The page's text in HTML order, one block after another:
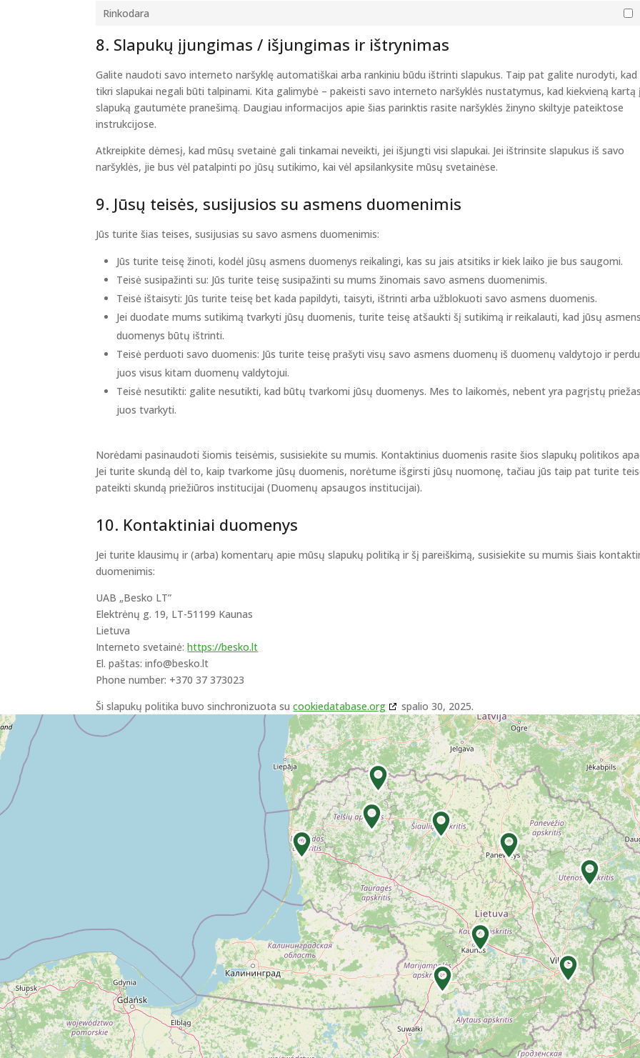
Rinkodara
8. Slapukų įjungimas / išjungimas ir ištrynimas
Galite naudoti savo interneto naršyklę automatiškai arba rankiniu būdu ištrinti slapukus. Taip pat galite nurodyti,
tikri slapukai negali būti talpinami. Kita galimybė – pakeisti savo interneto naršyklės nustatymus, kad kiekvieną kartą
slapuką gautumėte pranešimą. Daugiau informacijos apie šias parinktis rasite naršyklės žinyno skiltyje pateiktose
instrukcijose.
Atkreipkite dėmesį, kad mūsų svetainė gali tinkamai neveikti, jei išjungti visi slapukai. Jei ištrinsite slapukus iš savo
naršyklės, jie bus vėl patalpinti po jūsų sutikimo, kai vėl apsilankysite mūsų svetainėse.
9. Jūsų teisės, susijusios su asmens duomenimis
Jūs turite šias teises, susijusias su savo asmens duomenimis:
Jūs turite teisę žinoti, kodėl jūsų asmens duomenys reikalingi, kas su jais atsitiks ir kiek laiko jie bus saugomi.
Teisė susipažinti su: Jūs turite teisę susipažinti su mums žinomais savo asmens duomenimis.
Teisė ištaisyti: Jūs turite teisę bet kada papildyti, taisyti, ištrinti arba užblokuoti savo asmens duomenis.
Jei duodate mums sutikimą tvarkyti jūsų duomenis, turite teisę atšaukti šį sutikimą ir reikalauti, kad jūsų asmens
duomenys būtų ištrinti.
Teisė perduoti savo duomenis: Jūs turite teisę prašyti visų savo asmens duomenų iš duomenų valdytojo ir
juos visus kitam duomenų valdytojui.
Teisė nesutikti: galite nesutikti, kad būtų tvarkomi jūsų duomenys. Mes to laikomės, nebent yra pagrįstų
juos tvarkyti.
Norėdami pasinaudoti šiomis teisėmis, susisiekite su mumis. Kontaktinius duomenis rasite šios slapukų politikos
Jei turite skundą dėl to, kaip tvarkome jūsų duomenis, norėtume išgirsti jūsų nuomonę, tačiau jūs taip pat turite
pateikti skundą priežiūros institucijai (Duomenų apsaugos institucijai).
10. Kontaktiniai duomenys
Jei turite klausimų ir (arba) komentarų apie mūsų slapukų politiką ir šį pareiškimą, susisiekite su mumis šiais
duomenimis:
UAB „Besko LT”
Elektrėnų g. 19, LT-51199 Kaunas
Lietuva
Interneto svetainė:https://besko.lt
El. paštas:info@besko.lt
Phone number: +370 37 373023
Ši slapukų politika buvo sinchronizuota sucookiedatabase.org spalio 30, 2025.